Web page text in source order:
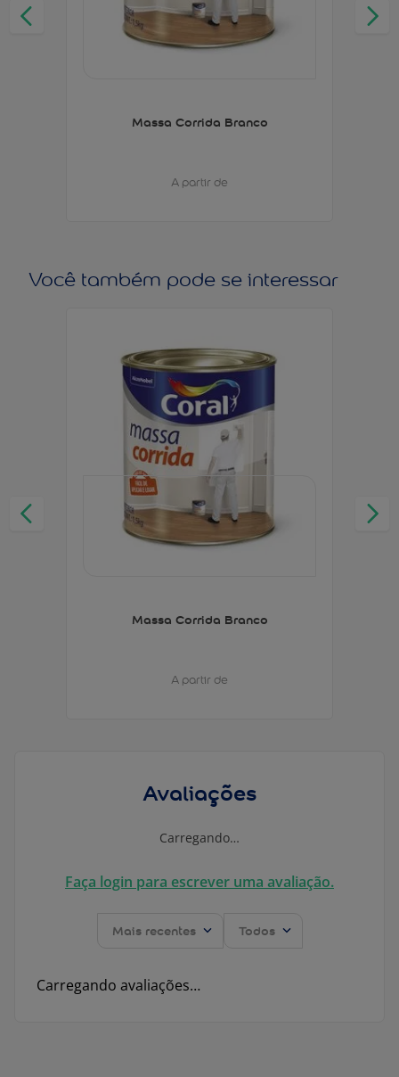
Massa Corrida Branco
A partir de
Você também pode se interessar
Massa Corrida Branco
A partir de
Avaliações
Carregando…
Faça login para escrever uma avaliação.
Mais recentes Todos
Carregando avaliações…